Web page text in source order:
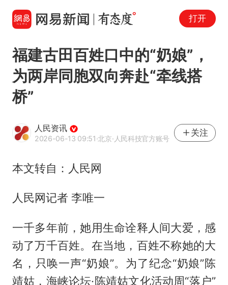
打开
福建古田百姓口中的“奶娘”，
为两岸同胞双向奔赴“牵线搭
桥”
人民资讯
2026-06-13 09:51·北京·人民科技官方账号
关注
本文转自：人民网
人民网记者 李唯一
一千多年前，她用生命诠释人间大爱，感
动了万千百姓。在当地，百姓不称她的大
名，只唤一声“奶娘”。为了纪念“奶娘”陈
靖姑，海峡论坛·陈靖姑文化活动周“落户”